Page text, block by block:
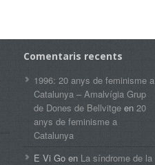
Comentaris recents
1996: 20 anys de feminisme a
Catalunya – Amalvígia Grup
de Dones de Bellvitge en 20
anys de feminisme a
Catalunya
E Vi Go en La síndrome de la